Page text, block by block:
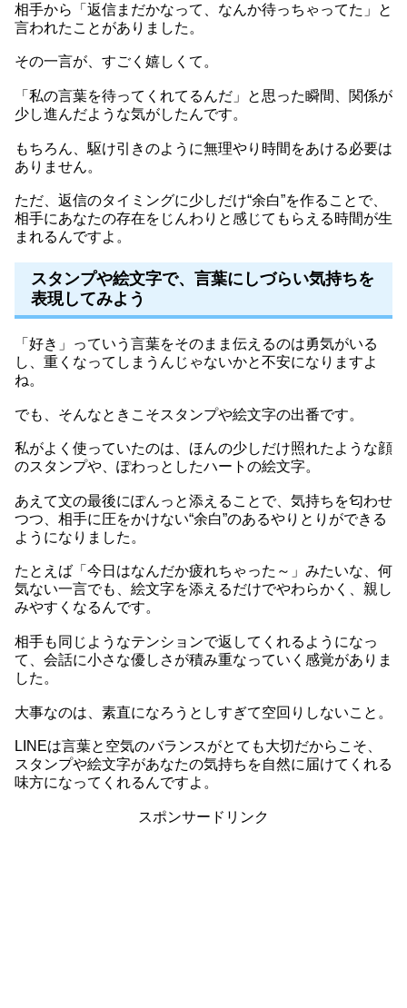
相手から「返信まだかなって、なんか待っちゃってた」と
言われたことがありました。
その一言が、すごく嬉しくて。
「私の言葉を待ってくれてるんだ」と思った瞬間、関係が
少し進んだような気がしたんです。
もちろん、駆け引きのように無理やり時間をあける必要は
ありません。
ただ、返信のタイミングに少しだけ“余白”を作ることで、
相手にあなたの存在をじんわりと感じてもらえる時間が生
まれるんですよ。
スタンプや絵文字で、言葉にしづらい気持ちを
表現してみよう
「好き」っていう言葉をそのまま伝えるのは勇気がいる
し、重くなってしまうんじゃないかと不安になりますよ
ね。
でも、そんなときこそスタンプや絵文字の出番です。
私がよく使っていたのは、ほんの少しだけ照れたような顔
のスタンプや、ぽわっとしたハートの絵文字。
あえて文の最後にぽんっと添えることで、気持ちを匂わせ
つつ、相手に圧をかけない“余白”のあるやりとりができる
ようになりました。
たとえば「今日はなんだか疲れちゃった～」みたいな、何
気ない一言でも、絵文字を添えるだけでやわらかく、親し
みやすくなるんです。
相手も同じようなテンションで返してくれるようになっ
て、会話に小さな優しさが積み重なっていく感覚がありま
した。
大事なのは、素直になろうとしすぎて空回りしないこと。
LINEは言葉と空気のバランスがとても大切だからこそ、
スタンプや絵文字があなたの気持ちを自然に届けてくれる
味方になってくれるんですよ。
スポンサードリンク